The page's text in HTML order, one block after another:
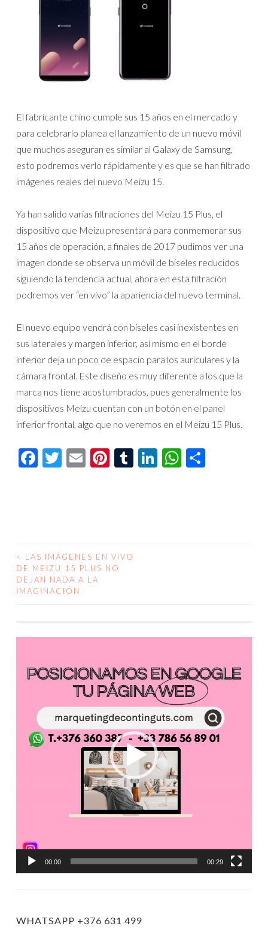
El fabricante chino cumple sus 15 años en el mercado y
para celebrarlo planea el lanzamiento de un nuevo móvil
que muchos aseguran es similar al Galaxy de Samsung,
esto podremos verlo rápidamente y es que se han filtrado
imágenes reales del nuevo Meizu 15.
Ya han salido varias filtraciones del Meizu 15 Plus, el
dispositivo que Meizu presentará para conmemorar sus
15 años de operación, a finales de 2017 pudimos ver una
imagen donde se observa un móvil de bíseles reducidos
siguiendo la tendencia actual, ahora en esta filtración
podremos ver “en vivo” la apariencia del nuevo terminal.
El nuevo equipo vendrá con biseles casi inexistentes en
sus laterales y margen inferior, así mismo en el borde
inferior deja un poco de espacio para los auriculares y la
cámara frontal. Este diseño es muy diferente a los que la
marca nos tiene acostumbrados, pues generalmente los
dispositivos Meizu cuentan con un botón en el panel
inferior frontal, algo que no veremos en el Meizu 15 Plus.
Facebook
Twitter
EmailPinterest
Tumblr
LinkedIn
NAVEGACIÓN
DE
<
LAS IMÁGENES EN VIVO
DE MEIZU 15 PLUS NO
DEJAN NADA A LA
IMAGINACIÓN
vídeo
00:00 00:29
WHATSAPP +376 631 499